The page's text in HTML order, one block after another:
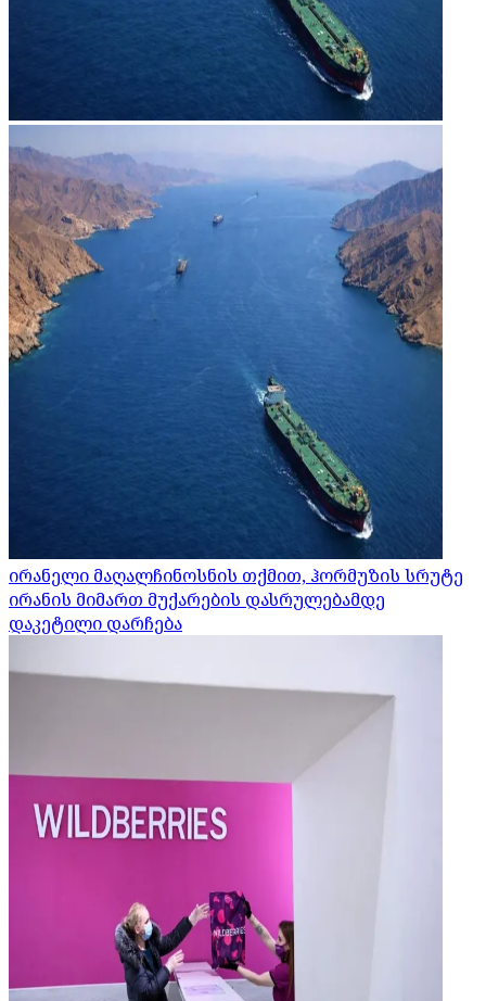
ირანელი მაღალჩინოსნის თქმით, ჰორმუზის სრუტე
ირანის მიმართ მუქარების დასრულებამდე
დაკეტილი დარჩება